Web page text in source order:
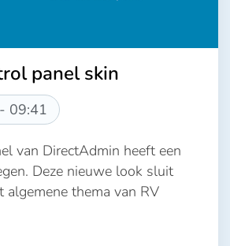
panel skin
09:41
van DirectAdmin heeft een
Deze nieuwe look sluit
algemene thema van RV